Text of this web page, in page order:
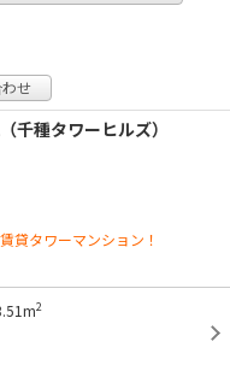
せ
千種タワーヒルズ）
貸タワーマンション！
2